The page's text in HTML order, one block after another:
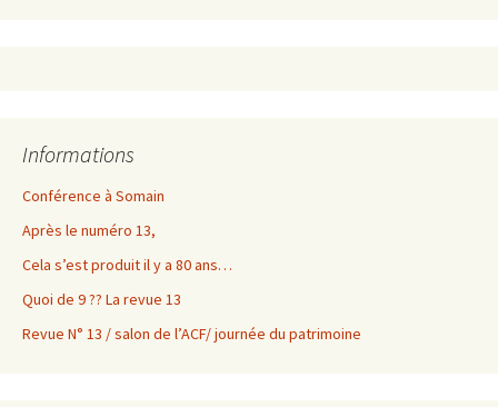
Informations
Conférence à Somain
Après le numéro 13,
Cela s’est produit il y a 80 ans…
Quoi de 9 ?? La revue 13
Revue N° 13 / salon de l’ACF/ journée du patrimoine